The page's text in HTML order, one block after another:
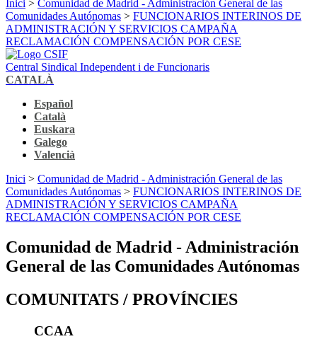
Inici > Comunidad de Madrid - Administración General de las
Comunidades Autónomas > FUNCIONARIOS INTERINOS DE
ADMINISTRACIÓN Y SERVICIOS CAMPAÑA
RECLAMACIÓN COMPENSACIÓN POR CESE
Central Sindical Independent i de Funcionaris
CATALÀ
Español
Català
Euskara
Galego
Valencià
Inici > Comunidad de Madrid - Administración General de las
Comunidades Autónomas > FUNCIONARIOS INTERINOS DE
ADMINISTRACIÓN Y SERVICIOS CAMPAÑA
RECLAMACIÓN COMPENSACIÓN POR CESE
Comunidad de Madrid - Administración
General de las Comunidades Autónomas
COMUNITATS / PROVÍNCIES
CCAA